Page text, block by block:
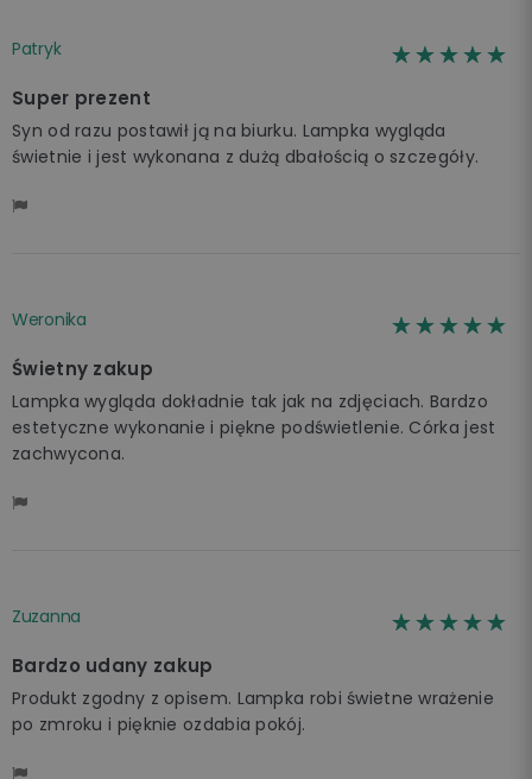
Patryk ☆☆☆☆☆
★★★★★
Super prezent
Syn od razu postawił ją na biurku. Lampka wygląda
świetnie i jest wykonana z dużą dbałością o szczegóły.
Weronika ☆☆☆☆☆
★★★★★
Świetny zakup
Lampka wygląda dokładnie tak jak na zdjęciach. Bardzo
estetyczne wykonanie i piękne podświetlenie. Córka jest
zachwycona.
Zuzanna ☆☆☆☆☆
★★★★★
Bardzo udany zakup
Produkt zgodny z opisem. Lampka robi świetne wrażenie
po zmroku i pięknie ozdabia pokój.